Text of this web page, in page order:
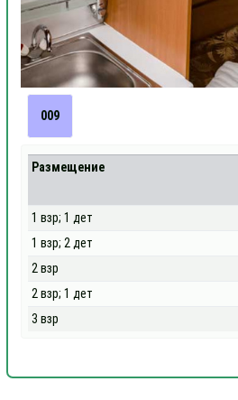
009
Размещение
1 взр; 1 дет
1 взр; 2 дет
2 взр
2 взр; 1 дет
3 взр